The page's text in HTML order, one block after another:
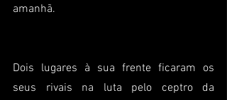
amanhã.
Dois lugares à sua frente ficaram os
seus rivais na luta pelo ceptro da